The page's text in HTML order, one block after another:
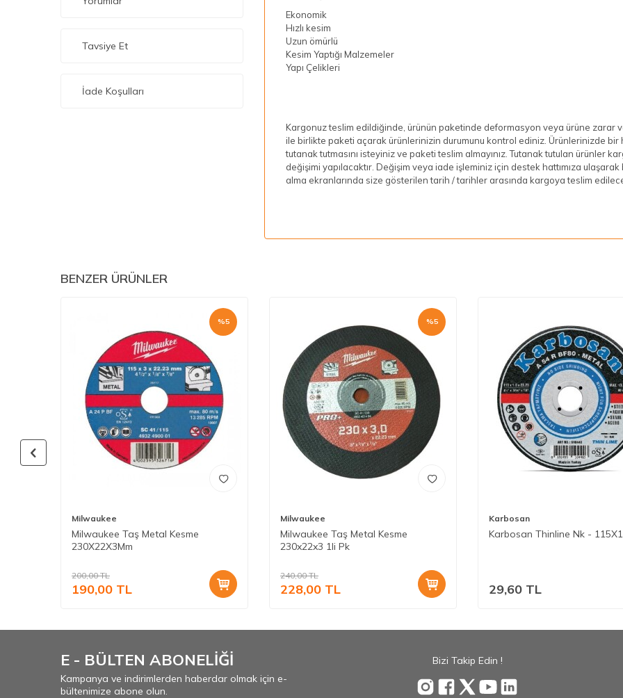
Tavsiye Et
İade Koşulları
Ekonomik
Hızlı kesim
Uzun ömürlü
Kesim Yaptığı Malzemeler
Yapı Çelikleri
Kargonuz teslim edildiğinde, ürünün paketinde deformasyon veya ürüne zarar
ile birlikte paketi açarak ürünlerinizin durumunu kontrol ediniz. Ürünlerinizde
tutanak tutmasını isteyiniz ve paketi teslim almayınız. Tutanak tutulan ürünler
değişimi yapılacaktır. Değişim veya iade işleminiz için destek hattımıza
alma ekranlarında size gösterilen tarih / tarihler arasında kargoya teslim
BENZER ÜRÜNLER
%5
Milwaukee
Milwaukee Taş Metal Kesme
230X22X3Mm
200,00TL
190,00 TL
%5
Milwaukee
Milwaukee Taş Metal Kesme
230x22x3 1li Pk
240,00TL
228,00 TL
Karbosan
Karbosan Thinline Nk -
29,60 TL
E - BÜLTEN ABONELİĞİ
Kampanya ve indirimlerden haberdar olmak için e-
bültenimize abone olun.
Bizi Takip Edin !